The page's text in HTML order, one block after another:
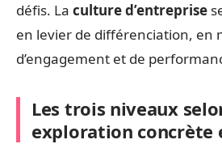
défis. La culture d’entreprise
en levier de différenciation, en
d’engagement et de
Les trois niveaux
exploration concrète